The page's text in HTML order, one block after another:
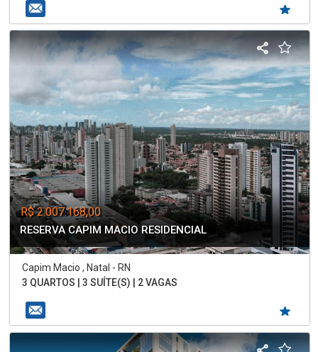
R$ 2.007.168,00
RESERVA CAPIM MACIO RESIDENCIAL
Capim Macio , Natal - RN
3 QUARTOS | 3 SUÍTE(S) | 2 VAGAS